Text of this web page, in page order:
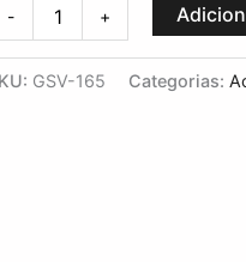
- +
GSV-165 Categorias: